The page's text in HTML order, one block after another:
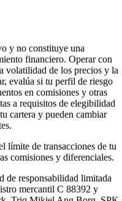
y no constituye una
financiero. Operar con
volatilidad de los precios y la
evalúa si tu perfil de riesgo
en comisiones y otras
a requisitos de elegibilidad
cartera y pueden cambiar
límite de transacciones de tu
comisiones y diferenciales.
responsabilidad limitada
mercantil C 88392 y